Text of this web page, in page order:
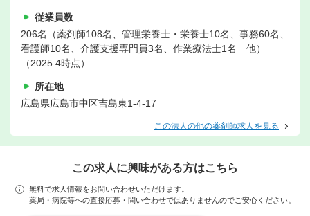
従業員数
206名（薬剤師108名、管理栄養士・栄養士10名、事務60名、
看護師10名、介護支援専門員3名、作業療法士1名 他）
（2025.4時点）
所在地
広島県広島市中区吉島東1-4-17
この法人の他の薬剤師求人を見る
この求人に興味がある方はこちら
無料で求人情報をお問い合わせいただけます。
薬局・病院等への直接応募・問い合わせではありませんのでご安心ください。